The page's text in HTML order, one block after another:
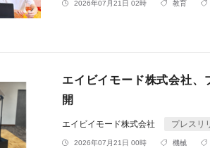
2026年07月21日 02時 教育
エイビイモード株式会社
開
エイビイモード株式会社 プレスリ
2026年07月21日 00時 機械